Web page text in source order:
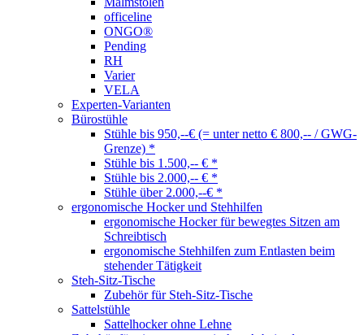
officeline
ONGO®
Pending
RH
Varier
VELA
Experten-Varianten
Bürostühle
Stühle bis 950,--€ (= unter netto € 800,-- / GWG-
Grenze) *
Stühle bis 1.500,-- € *
Stühle bis 2.000,-- € *
Stühle über 2.000,--€ *
ergonomische Hocker und Stehhilfen
ergonomische Hocker für bewegtes Sitzen am
Schreibtisch
ergonomische Stehhilfen zum Entlasten beim
stehender Tätigkeit
Steh-Sitz-Tische
Zubehör für Steh-Sitz-Tische
Sattelstühle
Sattelhocker ohne Lehne